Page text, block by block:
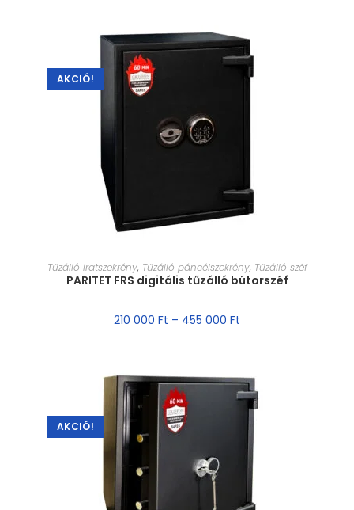
AKCIÓ!
MÉRET VÁLASZTÁSA
Tűzálló iratszekrény, Tűzálló páncélszekrény, Tűzálló széf
PARITET FRS digitális tűzálló bútorszéf
210 000 Ft – 455 000 Ft
AKCIÓ!